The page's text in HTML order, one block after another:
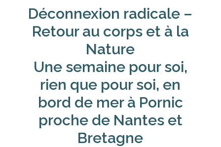
Déconnexion radicale –
Retour au corps et à la
Nature
Une semaine pour soi,
rien que pour soi, en
bord de mer à Pornic
proche de Nantes et
Bretagne